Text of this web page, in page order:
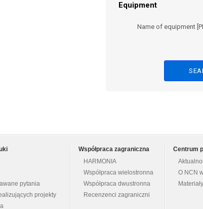
Equipment
Name of equipment
pytania
projekty
Współpraca zagraniczna
HARMONIA
Współpraca wielostronna
Współpraca dwustronna
Recenzenci zagraniczni
Centrum
O NCN